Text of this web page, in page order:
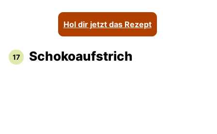
Hol dir jetzt das Rezept
Schokoaufstrich